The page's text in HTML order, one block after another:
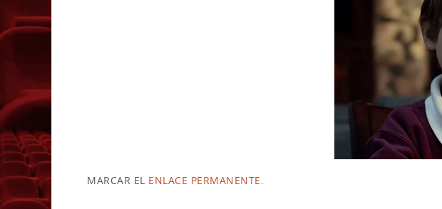
MARCAR EL ENLACE PERMANENTE